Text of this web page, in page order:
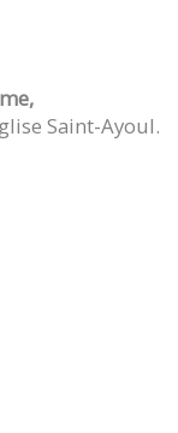
Saint-Ayoul.